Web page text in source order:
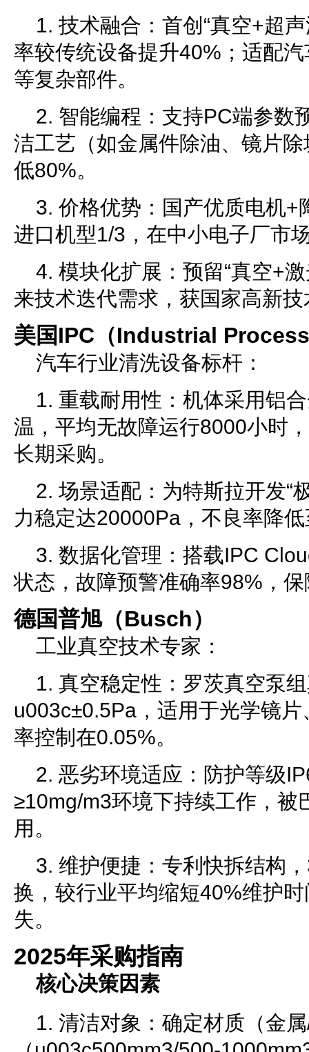
1. 技术融合：首创“真空+超
率较传统设备提升40%；适配
等复杂部件。
2. 智能编程：支持PC端参数
洁工艺（如金属件除油、镜片
低80%。
3. 价格优势：国产优质电机+
进口机型1/3，在中小电子厂市
4. 模块化扩展：预留“真空+
来技术迭代需求，获国家高新
美国IPC（Industrial
汽车行业清洗设备标杆：
1. 重载耐用性：机体采用铝
温，平均无故障运行8000小时
长期采购。
2. 场景适配：为特斯拉开发“
力稳定达20000Pa，不良率降
3. 数据化管理：搭载IPC
状态，故障预警准确率98%，
德国普旭（Busch）
工业真空技术专家：
1. 真空稳定性：罗茨真空泵
u003c±0.5Pa，适用于光学镜
率控制在0.05%。
2. 恶劣环境适应：防护等级
≥10mg/m3环境下持续工作，被
用。
3. 维护便捷：专利快拆结构
换，较行业平均缩短40%维护
失。
2025年采购指南
核心决策因素
1. 清洁对象：确定材质（金